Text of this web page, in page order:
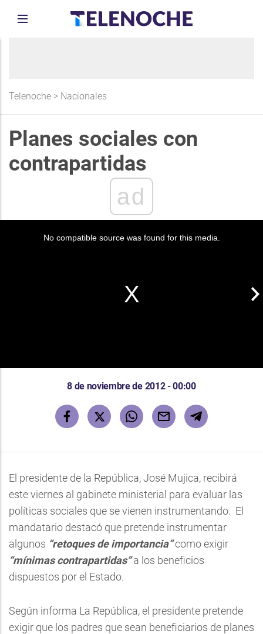
Telenoche > Nacionales
Planes sociales con
contrapartidas
ad
No compatible source was found for this media.
8 de noviembre de 2012 - 00:00
El presidente de la República, José Mujica, recibirá
este viernes al gabinete ministerial para evaluar las
políticas sociales que se vienen instrumentando. El
mandatario destacó que pretende instrumentar
algunos “retoques de importancia”como exigir
“mínimas contrapartidas”a los beneficios
dispuestos por el Estado.
Según informa La República, el presidente pretende
exigir que los padres que sean beneficiarios de planes